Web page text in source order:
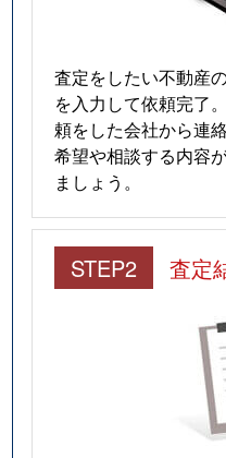
査定をしたい不動産
を入力して依頼完了
頼をした会社から連
希望や相談する内容
ましょう。
STEP2 査定